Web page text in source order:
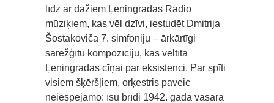
līdz ar dažiem Ļeņingradas Radio
mūziķiem, kas vēl dzīvi, iestudēt Dmitrija
Šostakoviča 7. simfoniju – ārkārtīgi
sarežģītu kompozīciju, kas veltīta
Ļeņingradas cīņai par eksistenci. Par spīti
visiem šķēršļiem, orķestris paveic
neiespējamo: īsu brīdi 1942. gada vasarā